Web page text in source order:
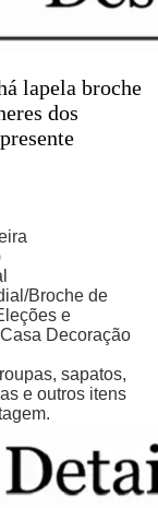
lapela broche
dos
Broche de
e
Decoração
sapatos,
e outros itens